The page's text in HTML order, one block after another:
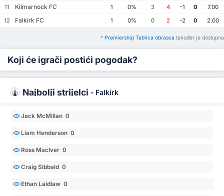
11
Kilmarnock FC 1 0% 3 4 -1 0
7.00
12
Falkirk FC 1 0% 0 2 -2 0 2.00
* Premiership Tablica obrasca također je dostupna
Koji će igrači postići pogodak?
Najbolji strijelci - Falkirk
Jack McMillan 0
Liam Henderson 0
Ross MacIver 0
Craig Sibbald 0
Ethan Laidlaw 0